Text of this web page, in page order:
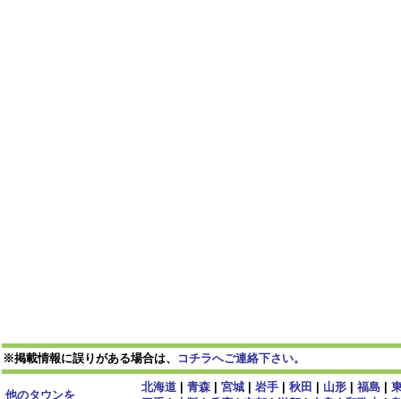
※掲載情報に誤りがある場合は、 コチラへご連絡下さい。
他のタウンを
北海道 青森 宮城 岩手 秋田 山形 福島